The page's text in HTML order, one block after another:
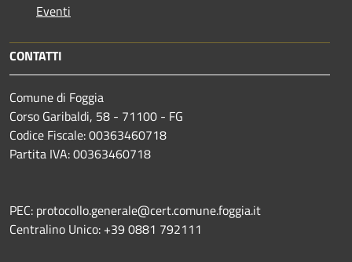
Eventi
CONTATTI
Comune di Foggia
Corso Garibaldi, 58 - 71100 - FG
Codice Fiscale: 00363460718
Partita IVA: 00363460718
PEC: protocollo.generale@cert.comune.foggia.it
Centralino Unico: +39 0881 792111